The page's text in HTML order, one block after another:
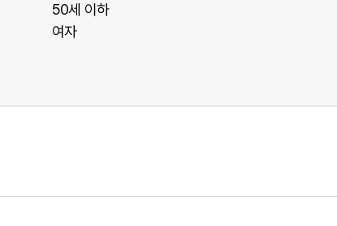
50세 이하
여자